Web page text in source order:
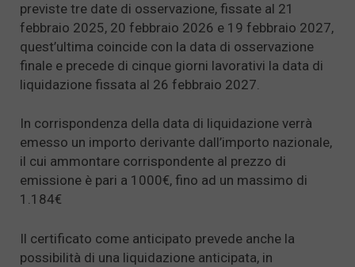
previste tre date di osservazione, fissate al 21
febbraio 2025, 20 febbraio 2026 e 19 febbraio 2027,
quest’ultima coincide con la data di osservazione
finale e precede di cinque giorni lavorativi la data di
liquidazione fissata al 26 febbraio 2027.
In corrispondenza della data di liquidazione verrà
emesso un importo derivante dall’importo nazionale,
il cui ammontare corrispondente al prezzo di
emissione è pari a 1000€, fino ad un massimo di
1.184€
Il certificato come anticipato prevede anche la
possibilità di una liquidazione anticipata, in